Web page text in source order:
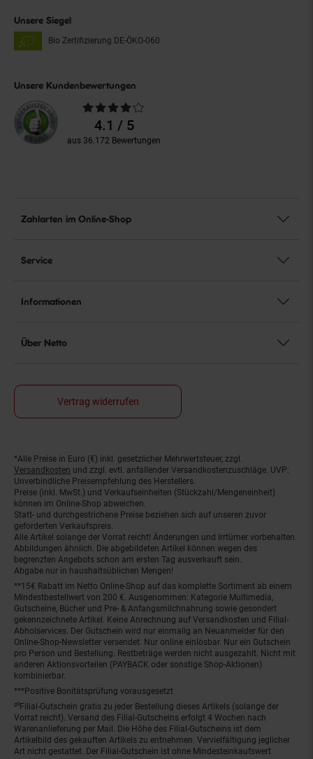
Unsere Siegel
Bio Zertifizierung DE-ÖKO-060
Unsere Kundenbewertungen
Durchschnittliche
Bewertungen4.1 / 5
aus 36.172 Bewertungen
Zahlarten im Online-Shop
Service
Informationen
Über Netto
Vertrag widerrufen
Fußnoten
*Alle Preise in Euro (€) inkl. gesetzlicher Mehrwertsteuer, zzgl.
Versandkosten und zzgl. evtl. anfallender Versandkostenzuschläge. UVP:
Unverbindliche Preisempfehlung des Herstellers.
Preise (inkl. MwSt.) und Verkaufseinheiten (Stückzahl/Mengeneinheit)
können im Online-Shop abweichen.
Statt- und durchgestrichene Preise beziehen sich auf unseren zuvor
geforderten Verkaufspreis.
Alle Artikel solange der Vorrat reicht! Änderungen und Irrtümer vorbehalten.
Abbildungen ähnlich. Die abgebildeten Artikel können wegen des
begrenzten Angebots schon am ersten Tag ausverkauft sein.
Abgabe nur in haushaltsüblichen Mengen!
**15€ Rabatt im Netto Online-Shop auf das komplette Sortiment ab einem
Mindestbestellwert von 200 €. Ausgenommen: Kategorie Multimedia,
Gutscheine, Bücher und Pre- & Anfangsmilchnahrung sowie gesondert
gekennzeichnete Artikel. Keine Anrechnung auf Versandkosten und Filial-
Abholservices. Der Gutschein wird nur einmalig an Neuanmelder für den
Online-Shop-Newsletter versendet. Nur online einlösbar. Nur ein Gutschein
pro Person und Bestellung. Restbeträge werden nicht ausgezahlt. Nicht mit
anderen Aktionsvorteilen (PAYBACK oder sonstige Shop-Aktionen)
kombinierbar.
***Positive Bonitätsprüfung vorausgesetzt
²⁰Filial-Gutschein gratis zu jeder Bestellung dieses Artikels (solange der
Vorrat reicht). Versand des Filial-Gutscheins erfolgt 4 Wochen nach
Warenanlieferung per Mail. Die Höhe des Filial-Gutscheins ist dem
Artikelbild des gekauften Artikels zu entnehmen. Vervielfältigung jeglicher
Art nicht gestattet. Der Filial-Gutschein ist ohne Mindesteinkaufswert